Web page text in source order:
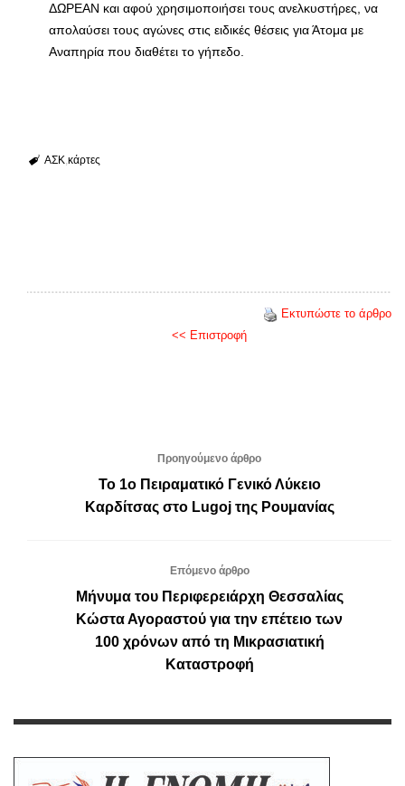
ΔΩΡΕΑΝ και αφού χρησιμοποιήσει τους ανελκυστήρες, να
απολαύσει τους αγώνες στις ειδικές θέσεις για Άτομα με
Αναπηρία που διαθέτει το γήπεδο.
ΑΣΚ κάρτες
Εκτυπώστε το άρθρο
<< Επιστροφή
Προηγούμενο άρθρο
Το 1ο Πειραματικό Γενικό Λύκειο
Καρδίτσας στο Lugoj της Ρουμανίας
Επόμενο άρθρο
Μήνυμα του Περιφερειάρχη Θεσσαλίας
Κώστα Αγοραστού για την επέτειο των
100 χρόνων από τη Μικρασιατική
Καταστροφή